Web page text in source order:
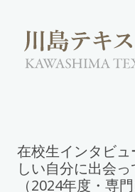
在校生インタビ
しい自分に出会
（2024年度・専